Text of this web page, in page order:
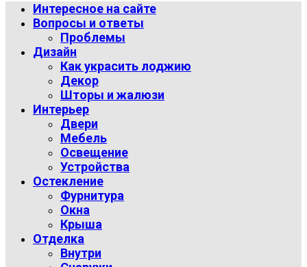
Интересное на сайте
Вопросы и ответы
Проблемы
Дизайн
Как украсить лоджию
Декор
Шторы и жалюзи
Интерьер
Двери
Мебель
Освещение
Устройства
Остекление
Фурнитура
Окна
Крыша
Отделка
Внутри